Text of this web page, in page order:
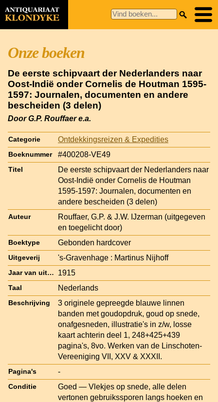
Onze boeken
De eerste schipvaart der Nederlanders naar
Oost-Indië onder Cornelis de Houtman 1595-
1597: Journalen, documenten en andere
bescheiden (3 delen)
Door G.P. Rouffaer e.a.
Categorie Ontdekkingsreizen & Expedities
Boeknummer #400208-VE49
Titel
De eerste schipvaart der Nederlanders naar
Oost-Indië onder Cornelis de Houtman
1595-1597: Journalen, documenten en
andere bescheiden (3 delen)
Auteur
Rouffaer, G.P. & J.W. IJzerman (uitgegeven
en toegelicht door)
Boektype Gebonden hardcover
Uitgeverij 's-Gravenhage : Martinus Nijhoff
Jaar van uitgave 1915
Taal Nederlands
Beschrijving
3 originele gepreegde blauwe linnen
banden met goudopdruk, goud op snede,
onafgesneden, illustratie's in z/w, losse
kaart achterin deel 1, 248+425+439
pagina's, 8vo. Werken van de Linschoten-
Vereeniging VII, XXV & XXXII.
Pagina's -
Conditie
Goed — Vlekjes op snede, alle delen
vertonen gebruikssporen langs hoeken en